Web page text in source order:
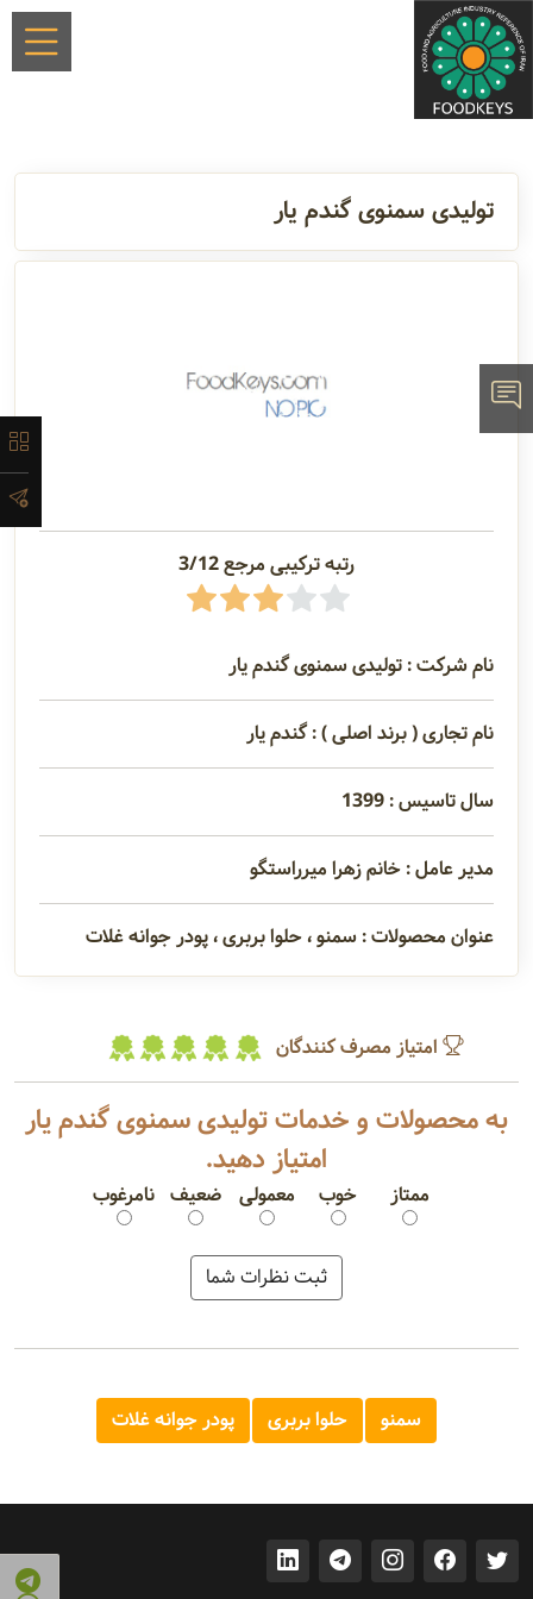
×
معرفی
محصولات
مسئولین
گالری
سابقه
شرکت
تولیدی سمنوی گندم یار
رتبه ترکیبی مرجع 3/12
نام شرکت : تولیدی سمنوی گندم یار
نام تجاری ( برند اصلی ) : گندم یار
سال تاسیس : 1399
مدیر عامل : خانم زهرا میرراستگو
عنوان محصولات : سمنو ، حلوا بربری ، پودر جوانه غلات
امتیاز مصرف کنندگان
به محصولات و خدمات تولیدی سمنوی گندم یار
امتیاز دهید.
نامرغوب ضعیف معمولی خوب ممتاز
سمنو حلوا بربری پودر جوانه غلات